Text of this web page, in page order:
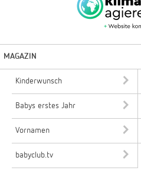
MAGAZIN
Kinderwunsch
Babys erstes Jahr
Vornamen
babyclub.tv